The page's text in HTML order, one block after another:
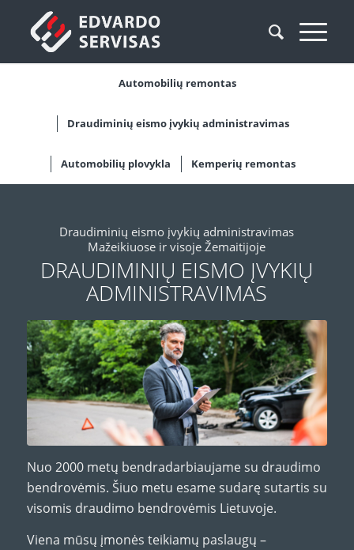
Automobilių remontas
Draudiminių eismo įvykių administravimas
Automobilių plovykla Kemperių remontas
Draudiminių eismo įvykių administravimas
Mažeikiuose ir visoje Žemaitijoje
DRAUDIMINIŲ EISMO ĮVYKIŲ
ADMINISTRAVIMAS
Nuo 2000 metų bendradarbiaujame su draudimo
bendrovėmis. Šiuo metu esame sudarę sutartis su
visomis draudimo bendrovėmis Lietuvoje.
Viena mūsų įmonės teikiamų paslaugų –